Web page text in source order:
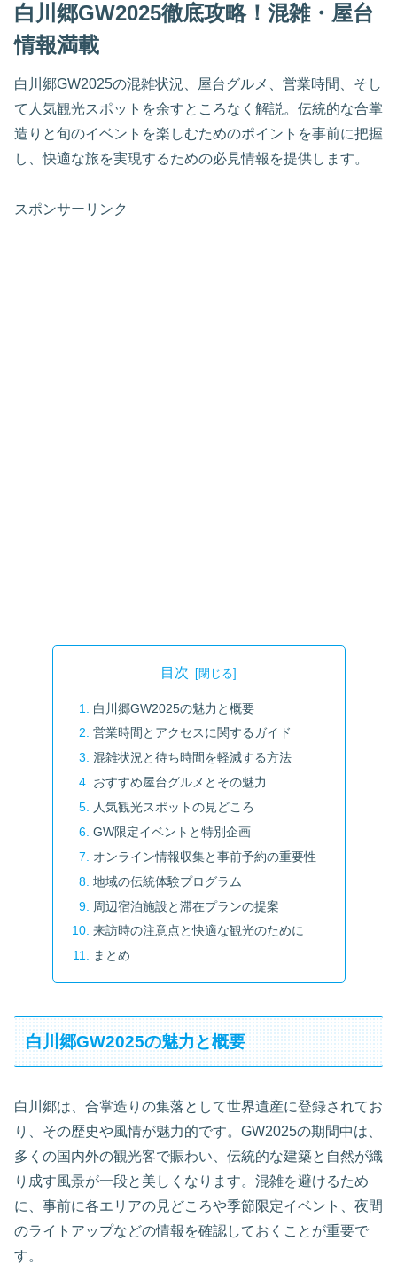
白川郷GW2025徹底攻略！混雑・屋台
情報満載
白川郷GW2025の混雑状況、屋台グルメ、営業時間、そし
て人気観光スポットを余すところなく解説。伝統的な合掌
造りと旬のイベントを楽しむためのポイントを事前に把握
し、快適な旅を実現するための必見情報を提供します。
スポンサーリンク
目次
白川郷GW2025の魅力と概要
営業時間とアクセスに関するガイド
混雑状況と待ち時間を軽減する方法
おすすめ屋台グルメとその魅力
人気観光スポットの見どころ
GW限定イベントと特別企画
オンライン情報収集と事前予約の重要性
地域の伝統体験プログラム
周辺宿泊施設と滞在プランの提案
来訪時の注意点と快適な観光のために
まとめ
白川郷GW2025の魅力と概要
白川郷は、合掌造りの集落として世界遺産に登録されてお
り、その歴史や風情が魅力的です。GW2025の期間中は、
多くの国内外の観光客で賑わい、伝統的な建築と自然が織
り成す風景が一段と美しくなります。混雑を避けるため
に、事前に各エリアの見どころや季節限定イベント、夜間
のライトアップなどの情報を確認しておくことが重要で
す。